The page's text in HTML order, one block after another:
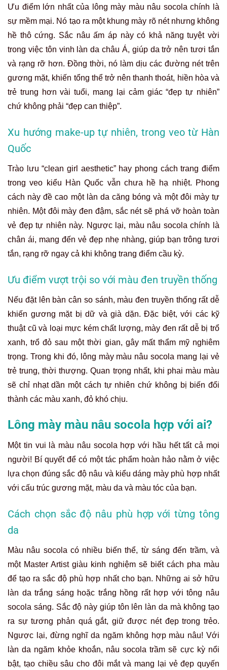
Ưu điểm lớn nhất của lông mày màu nâu socola chính là
sự mềm mại. Nó tạo ra một khung mày rõ nét nhưng không
hề thô cứng. Sắc nâu ấm áp này có khả năng tuyệt vời
trong việc tôn vinh làn da châu Á, giúp da trở nên tươi tắn
và rạng rỡ hơn. Đồng thời, nó làm dịu các đường nét trên
gương mặt, khiến tổng thể trở nên thanh thoát, hiền hòa và
trẻ trung hơn vài tuổi, mang lại cảm giác “đẹp tự nhiên”
chứ không phải “đẹp can thiệp”.
Xu hướng make-up tự nhiên, trong veo từ Hàn
Quốc
Trào lưu “clean girl aesthetic” hay phong cách trang điểm
trong veo kiểu Hàn Quốc vẫn chưa hề hạ nhiệt. Phong
cách này đề cao một làn da căng bóng và một đôi mày tự
nhiên. Một đôi mày đen đậm, sắc nét sẽ phá vỡ hoàn toàn
vẻ đẹp tự nhiên này. Ngược lại, màu nâu socola chính là
chân ái, mang đến vẻ đẹp nhẹ nhàng, giúp bạn trông tươi
tắn, rạng rỡ ngay cả khi không trang điểm cầu kỳ.
Ưu điểm vượt trội so với màu đen truyền thống
Nếu đặt lên bàn cân so sánh, màu đen truyền thống rất dễ
khiến gương mặt bị dữ và già dặn. Đặc biệt, với các kỹ
thuật cũ và loại mực kém chất lượng, mày đen rất dễ bị trổ
xanh, trổ đỏ sau một thời gian, gây mất thẩm mỹ nghiêm
trọng. Trong khi đó, lông mày màu nâu socola mang lại vẻ
trẻ trung, thời thượng. Quan trọng nhất, khi phai màu màu
sẽ chỉ nhạt dần một cách tự nhiên chứ không bị biến đổi
thành các màu xanh, đỏ khó chịu.
Lông mày màu nâu socola hợp với ai?
Một tin vui là màu nâu socola hợp với hầu hết tất cả mọi
người! Bí quyết để có một tác phẩm hoàn hảo nằm ở việc
lựa chọn đúng sắc độ nâu và kiểu dáng mày phù hợp nhất
với cấu trúc gương mặt, màu da và màu tóc của bạn.
Cách chọn sắc độ nâu phù hợp với từng tông
da
Màu nâu socola có nhiều biến thể, từ sáng đến trầm, và
một Master Artist giàu kinh nghiệm sẽ biết cách pha màu
để tạo ra sắc độ phù hợp nhất cho bạn. Những ai sở hữu
làn da trắng sáng hoặc trắng hồng rất hợp với tông nâu
socola sáng. Sắc độ này giúp tôn lên làn da mà không tạo
ra sự tương phản quá gắt, giữ được nét đẹp trong trẻo.
Ngược lại, đừng nghĩ da ngăm không hợp màu nâu! Với
làn da ngăm khỏe khoắn, nâu socola trầm sẽ cực kỳ nổi
bật, tạo chiều sâu cho đôi mắt và mang lại vẻ đẹp quyến